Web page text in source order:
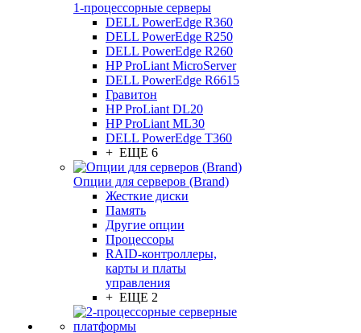
1-процессорные серверы
DELL PowerEdge R360
DELL PowerEdge R250
DELL PowerEdge R260
HP ProLiant MicroServer
DELL PowerEdge R6615
Гравитон
HP ProLiant DL20
HP ProLiant ML30
DELL PowerEdge T360
+ ЕЩЕ 6
Опции для серверов (Brand)
Жесткие диски
Память
Другие опции
Процессоры
RAID-контроллеры,
карты и платы
управления
+ ЕЩЕ 2